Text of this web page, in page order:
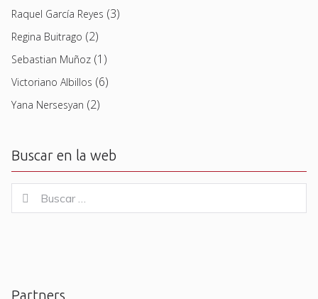
Raquel García Reyes (3)
Regina Buitrago (2)
Sebastian Muñoz (1)
Victoriano Albillos (6)
Yana Nersesyan (2)
Buscar en la web
for:
Buscar
Partners